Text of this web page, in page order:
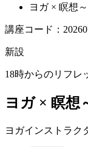
ヨガ × 瞑想
講座コード：
新設
18時からのリフレ
ヨガ × 瞑想
ヨガインストラク